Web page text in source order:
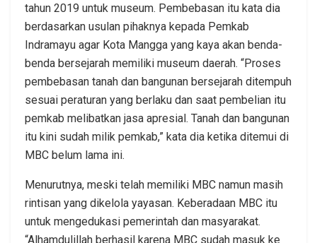
tahun 2019 untuk museum. Pembebasan itu kata dia
berdasarkan usulan pihaknya kepada Pemkab
Indramayu agar Kota Mangga yang kaya akan benda-
benda bersejarah memiliki museum daerah. “Proses
pembebasan tanah dan bangunan bersejarah ditempuh
sesuai peraturan yang berlaku dan saat pembelian itu
pemkab melibatkan jasa apresial. Tanah dan bangunan
itu kini sudah milik pemkab,” kata dia ketika ditemui di
MBC belum lama ini.
Menurutnya, meski telah memiliki MBC namun masih
rintisan yang dikelola yayasan. Keberadaan MBC itu
untuk mengedukasi pemerintah dan masyarakat.
“Alhamdulillah berhasil karena MBC sudah masuk ke